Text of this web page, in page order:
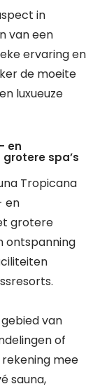
in
van een
ervaring en
de moeite
luxueuze
en
spa’s
Tropicana
en
grotere
ontspanning
van
of
mee
sauna,